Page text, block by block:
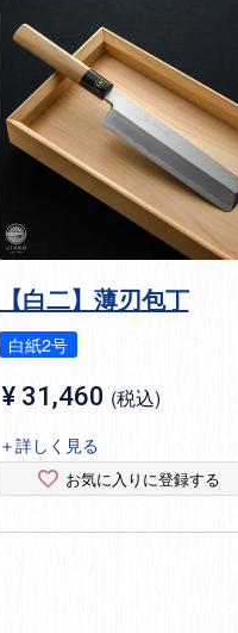
【白二】薄刃包丁
白紙2号
¥ 31,460 税込
＋詳しく見る
お気に入りに登録する